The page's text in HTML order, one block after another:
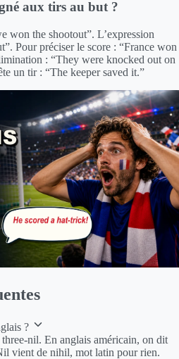
aux tirs au but ?
won the shootout”. L’expression
Pour préciser le score : “France won
: “They were knocked out on
un tir : “The keeper saved it.”
?
nil. En anglais américain, on dit
vient de nihil, mot latin pour rien.